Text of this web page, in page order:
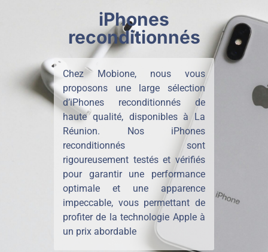
iPhones
reconditionnés
Chez Mobione, nous vous
proposons une large sélection
d’iPhones reconditionnés de
haute qualité, disponibles à La
Réunion. Nos iPhones
reconditionnés sont
rigoureusement testés et vérifiés
pour garantir une performance
optimale et une apparence
impeccable, vous permettant de
profiter de la technologie Apple à
un prix abordable